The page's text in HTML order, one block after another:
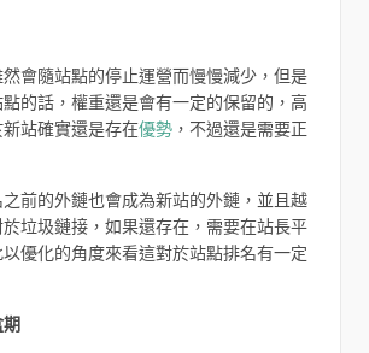
會隨站點的停止運營而慢慢減少，但是
的話，權重還是會有一定的保留的，高
站確實還是存在優勢，不過還是需要正
前的外鏈也會成為新站的外鏈，並且越
垃圾鏈接，如果還存在，需要在站長平
優化的角度來看這對於站點排名有一定